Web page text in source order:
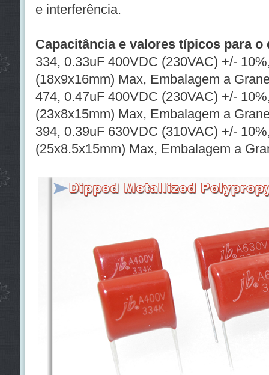
e interferência.
Capacitância e valores típicos para
334, 0.33uF 400VDC (230VAC) +/-
(18x9x16mm) Max, Embalagem a
474, 0.47uF 400VDC (230VAC) +/-
(23x8x15mm) Max, Embalagem a
394, 0.39uF 630VDC (310VAC) +/-
(25x8.5x15mm) Max, Embalagem a